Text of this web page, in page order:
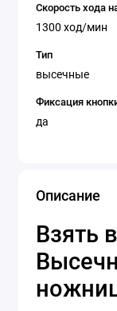
Скорость хода
1300 ход/мин
Тип
высечные
Фиксация
да
Описание
Взять